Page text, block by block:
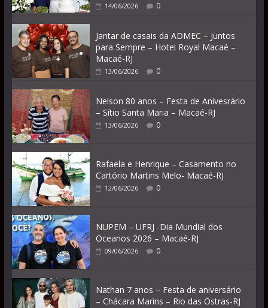
14/06/2026 0
Jantar de casais da ADMEC – Juntos
para Sempre – Hotel Royal Macaé –
Macaé-RJ
13/06/2026 0
Nelson 80 anos – Festa de Anivesrário
– Sítio Santa Maria – Macaé-RJ
13/06/2026 0
Rafaela e Henrique – Casamento no
Cartório Martins Melo- Macaé-RJ
12/06/2026 0
NUPEM – UFRJ -Dia Mundial dos
Oceanos 2026 – Macaé-RJ
09/06/2026 0
Nathan 7 anos – Festa de aniversário
– Chácara Marins – Rio das Ostras-RJ